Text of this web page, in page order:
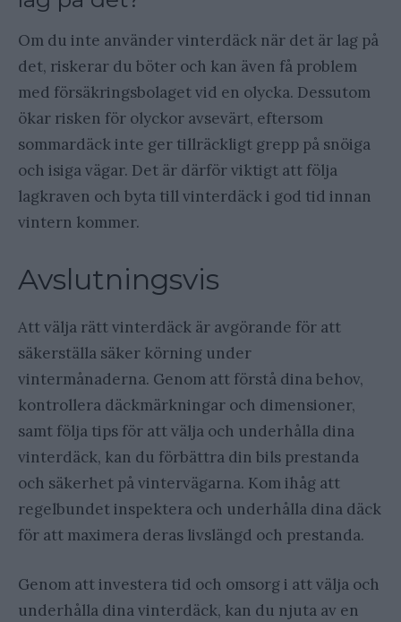
Om du inte använder vinterdäck när det är lag på
det, riskerar du böter och kan även få problem
med försäkringsbolaget vid en olycka. Dessutom
ökar risken för olyckor avsevärt, eftersom
sommardäck inte ger tillräckligt grepp på snöiga
och isiga vägar. Det är därför viktigt att följa
lagkraven och byta till vinterdäck i god tid innan
vintern kommer.
Avslutningsvis
Att välja rätt vinterdäck är avgörande för att
säkerställa säker körning under
vintermånaderna. Genom att förstå dina behov,
kontrollera däckmärkningar och dimensioner,
samt följa tips för att välja och underhålla dina
vinterdäck, kan du förbättra din bils prestanda
och säkerhet på vintervägarna. Kom ihåg att
regelbundet inspektera och underhålla dina däck
för att maximera deras livslängd och prestanda.
Genom att investera tid och omsorg i att välja och
underhålla dina vinterdäck, kan du njuta av en